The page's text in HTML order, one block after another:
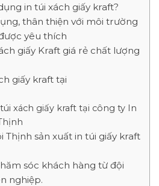
in túi xách giấy kraft?
thân thiện với môi trường
yêu thích
giấy Kraft giá rẻ chất lượng
giấy kraft tại
xách giấy kraft tại công ty In
Thịnh sản xuất in túi giấy kraft
sóc khách hàng từ đội
nghiệp.